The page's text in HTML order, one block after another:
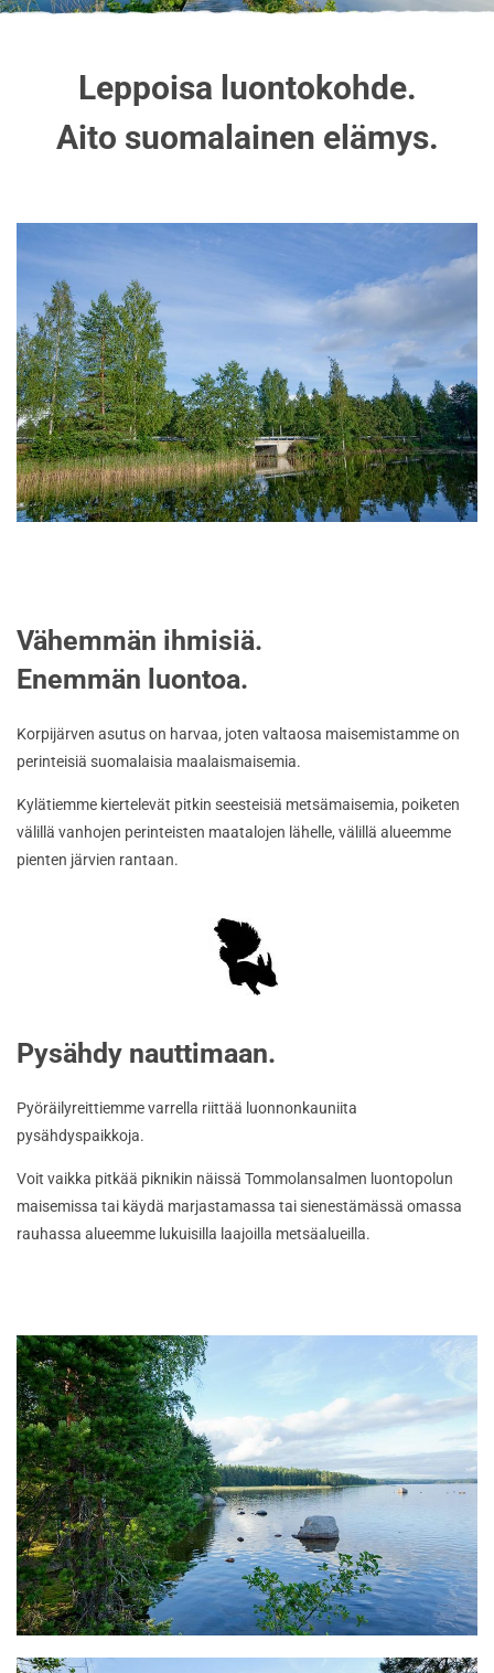
Leppoisa luontokohde.
Aito suomalainen elämys.
Vähemmän ihmisiä.
Enemmän luontoa.
Korpijärven asutus on harvaa, joten valtaosa maisemistamme on
perinteisiä suomalaisia maalaismaisemia.
Kylätiemme kiertelevät pitkin seesteisiä metsämaisemia, poiketen
välillä vanhojen perinteisten maatalojen lähelle, välillä alueemme
pienten järvien rantaan.
Pysähdy nauttimaan.
Pyöräilyreittiemme varrella riittää luonnonkauniita
pysähdyspaikkoja.
Voit vaikka pitkää piknikin näissä Tommolansalmen luontopolun
maisemissa tai käydä marjastamassa tai sienestämässä omassa
rauhassa alueemme lukuisilla laajoilla metsäalueilla.